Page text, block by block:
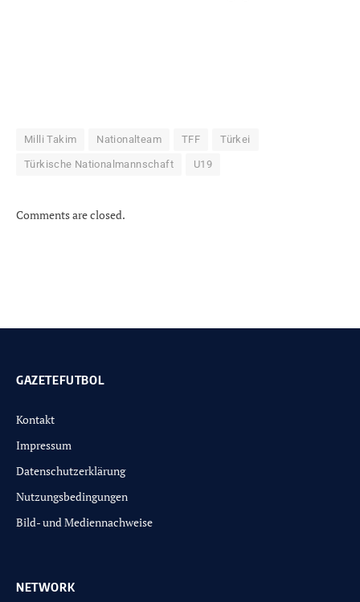
Milli Takim Nationalteam TFF Türkei
Türkische Nationalmannschaft U19
Comments are closed.
GAZETEFUTBOL
Kontakt
Impressum
Datenschutzerklärung
Nutzungsbedingungen
Bild- und Mediennachweise
NETWORK